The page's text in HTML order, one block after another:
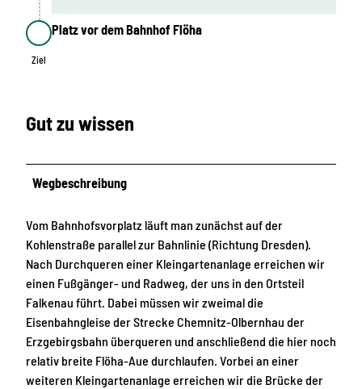
Ziel
Ziel
Platz vor dem Bahnhof Flöha
Gut zu wissen
Wegbeschreibung
Vom Bahnhofsvorplatz läuft man zunächst auf der
Kohlenstraße parallel zur Bahnlinie (Richtung Dresden).
Nach Durchqueren einer Kleingartenanlage erreichen wir
einen Fußgänger- und Radweg, der uns in den Ortsteil
Falkenau führt. Dabei müssen wir zweimal die
Eisenbahngleise der Strecke Chemnitz-Olbernhau der
Erzgebirgsbahn überqueren und anschließend die hier noch
relativ breite Flöha-Aue durchlaufen. Vorbei an einer
weiteren Kleingartenanlage erreichen wir die Brücke der